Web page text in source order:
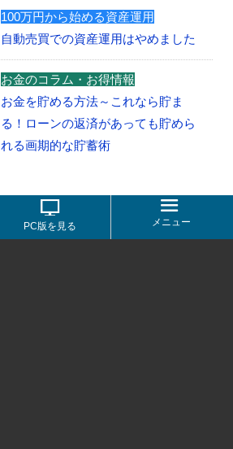
100万円から始める資産運用
自動売買での資産運用はやめました
お金のコラム・お得情報
お金を貯める方法～これなら貯ま
る！ローンの返済があっても貯めら
れる画期的な貯蓄術
PC版を見る メニュー